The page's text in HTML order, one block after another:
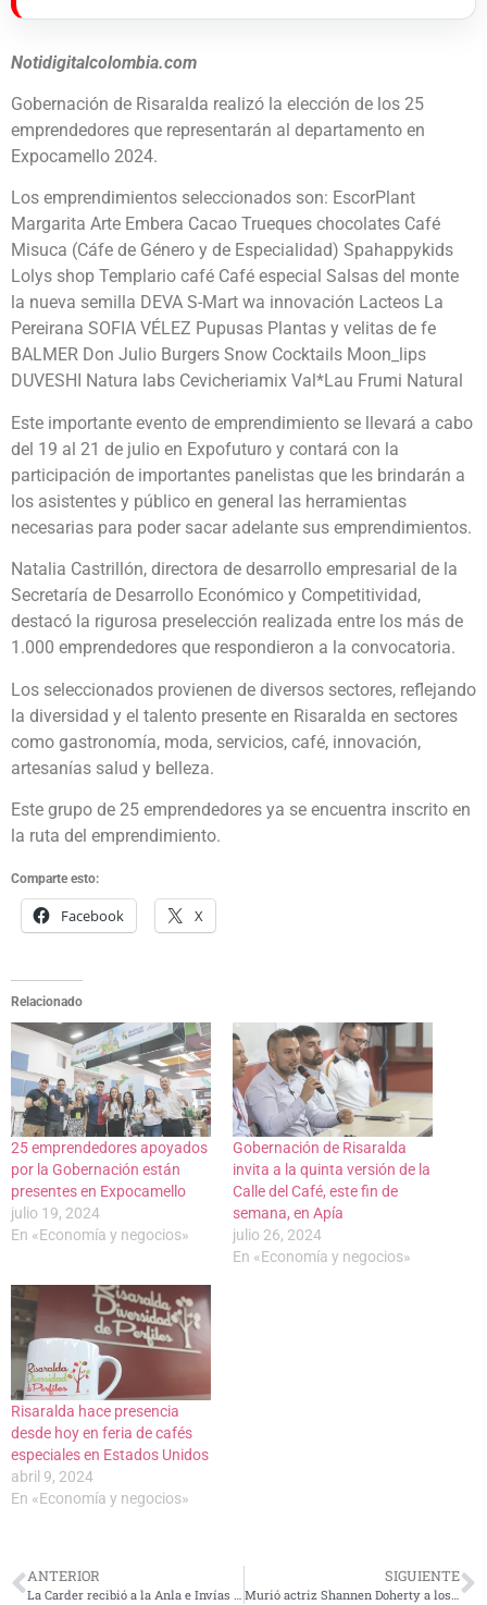
Notidigitalcolombia.com
Gobernación de Risaralda realizó la elección de los 25
emprendedores que representarán al departamento en
Expocamello 2024.
Los emprendimientos seleccionados son: EscorPlant
Margarita Arte Embera Cacao Trueques chocolates Café
Misuca (Cáfe de Género y de Especialidad) Spahappykids
Lolys shop Templario café Café especial Salsas del monte
la nueva semilla DEVA S-Mart wa innovación Lacteos La
Pereirana SOFIA VÉLEZ Pupusas Plantas y velitas de fe
BALMER Don Julio Burgers Snow Cocktails Moon_lips
DUVESHI Natura labs Cevicheriamix Val*Lau Frumi Natural
Este importante evento de emprendimiento se llevará a cabo
del 19 al 21 de julio en Expofuturo y contará con la
participación de importantes panelistas que les brindarán a
los asistentes y público en general las herramientas
necesarias para poder sacar adelante sus emprendimientos.
Natalia Castrillón, directora de desarrollo empresarial de la
Secretaría de Desarrollo Económico y Competitividad,
destacó la rigurosa preselección realizada entre los más de
1.000 emprendedores que respondieron a la convocatoria.
Los seleccionados provienen de diversos sectores, reflejando
la diversidad y el talento presente en Risaralda en sectores
como gastronomía, moda, servicios, café, innovación,
artesanías salud y belleza.
Este grupo de 25 emprendedores ya se encuentra inscrito en
la ruta del emprendimiento.
Comparte esto:
Facebook X
Relacionado
25 emprendedores apoyados
por la Gobernación están
presentes en Expocamello
julio 19, 2024
En «Economía y negocios»
Gobernación de Risaralda
invita a la quinta versión de la
Calle del Café, este fin de
semana, en Apía
julio 26, 2024
En «Economía y negocios»
Risaralda hace presencia
desde hoy en feria de cafés
especiales en Estados Unidos
abril 9, 2024
En «Economía y negocios»
ANTERIOR SIGUIENTE